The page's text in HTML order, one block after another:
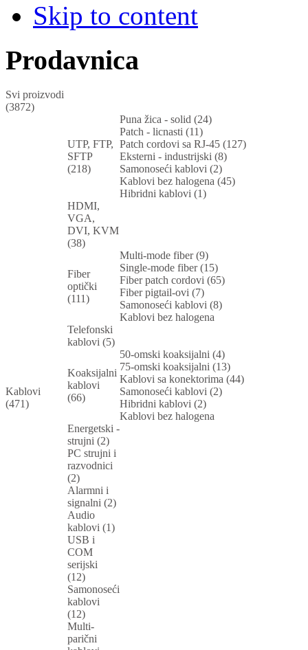
Skip to content
Prodavnica
Svi proizvodi
(3872)
Kablovi
(471)
UTP, FTP,
SFTP
(218)
Puna žica - solid (24)
Patch - licnasti (11)
Patch cordovi sa RJ-45 (127)
Eksterni - industrijski (8)
Samonoseći kablovi (2)
Kablovi bez halogena (45)
Hibridni kablovi (1)
HDMI,
VGA,
DVI, KVM
(38)
Fiber
optički
(111)
Multi-mode fiber (9)
Single-mode fiber (15)
Fiber patch cordovi (65)
Fiber pigtail-ovi (7)
Samonoseći kablovi (8)
Kablovi bez halogena
Telefonski
kablovi (5)
Koaksijalni
kablovi
(66)
50-omski koaksijalni (4)
75-omski koaksijalni (13)
Kablovi sa konektorima (44)
Samonoseći kablovi (2)
Hibridni kablovi (2)
Kablovi bez halogena
Energetski -
strujni (2)
PC strujni i
razvodnici
(2)
Alarmni i
signalni (2)
Audio
kablovi (1)
USB i
COM
serijski
(12)
Samonoseći
kablovi
(12)
Multi-
parični